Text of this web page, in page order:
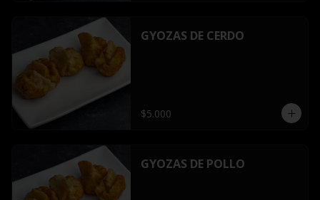
GYOZAS DE CERDO
$5.000
GYOZAS DE POLLO